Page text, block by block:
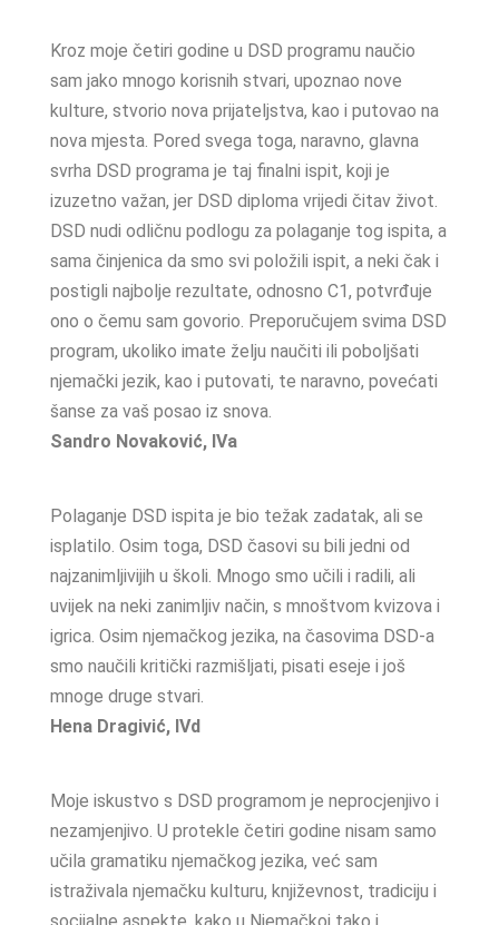
Kroz moje četiri godine u DSD programu naučio
sam jako mnogo korisnih stvari, upoznao nove
kulture, stvorio nova prijateljstva, kao i putovao na
nova mjesta. Pored svega toga, naravno, glavna
svrha DSD programa je taj finalni ispit, koji je
izuzetno važan, jer DSD diploma vrijedi čitav život.
DSD nudi odličnu podlogu za polaganje tog ispita, a
sama činjenica da smo svi položili ispit, a neki čak i
postigli najbolje rezultate, odnosno C1, potvrđuje
ono o čemu sam govorio. Preporučujem svima DSD
program, ukoliko imate želju naučiti ili poboljšati
njemački jezik, kao i putovati, te naravno, povećati
šanse za vaš posao iz snova.
Sandro Novaković, IVa
Polaganje DSD ispita je bio težak zadatak, ali se
isplatilo. Osim toga, DSD časovi su bili jedni od
najzanimljivijih u školi. Mnogo smo učili i radili, ali
uvijek na neki zanimljiv način, s mnoštvom kvizova i
igrica. Osim njemačkog jezika, na časovima DSD-a
smo naučili kritički razmišljati, pisati eseje i još
mnoge druge stvari.
Hena Dragivić, IVd
Moje iskustvo s DSD programom je neprocjenjivo i
nezamjenjivo. U protekle četiri godine nisam samo
učila gramatiku njemačkog jezika, već sam
istraživala njemačku kulturu, književnost, tradiciju i